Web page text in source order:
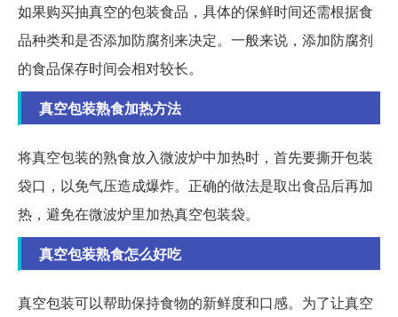
如果购买抽真空的包装食品，具体的保鲜时间还需根据食
品种类和是否添加防腐剂来决定。一般来说，添加防腐剂
的食品保存时间会相对较长。
真空包装熟食加热方法
将真空包装的熟食放入微波炉中加热时，首先要撕开包装
袋口，以免气压造成爆炸。正确的做法是取出食品后再加
热，避免在微波炉里加热真空包装袋。
真空包装熟食怎么好吃
真空包装可以帮助保持食物的新鲜度和口感。为了让真空